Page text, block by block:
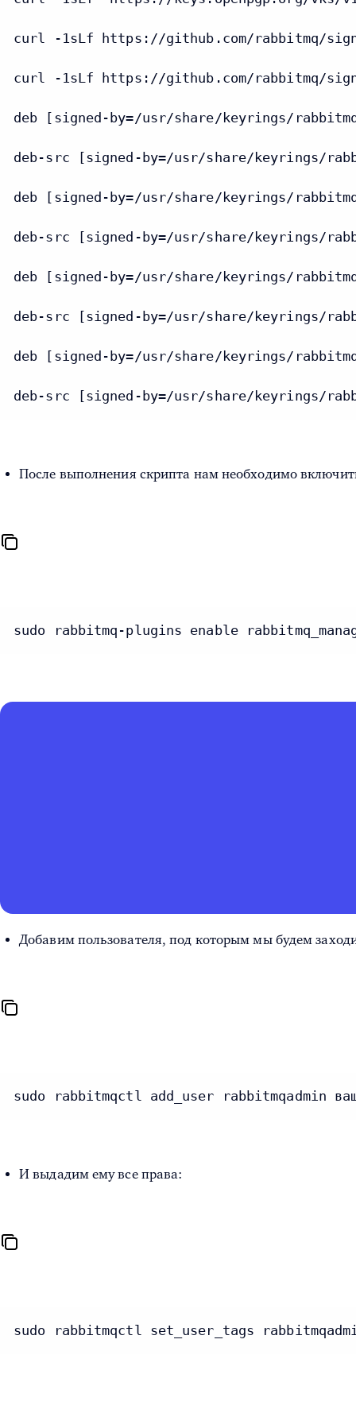
curl -1sLf https://github.com/rabbitmq/
curl -1sLf https://github.com/rabbitmq/
deb [signed-by=/usr/share/keyrings/
deb-src [signed-by=/usr/share/keyrings/
deb [signed-by=/usr/share/keyrings/
deb-src [signed-by=/usr/share/keyrings/
deb [signed-by=/usr/share/keyrings/
deb-src [signed-by=/usr/share/keyrings/
deb [signed-by=/usr/share/keyrings/
После выполнения скрипта нам необходимо
sudo rabbitmq-plugins enable
Добавим пользователя, под которым мы будем
sudo rabbitmqctl add_user rabbitmqadmin
И выдадим ему все права:
sudo rabbitmqctl set_user_tags